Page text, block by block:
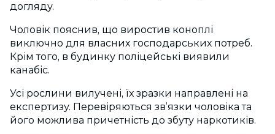
догляду.
Чоловік пояснив, що виростив коноплі
виключно для власних господарських потреб.
Крім того, в будинку поліцейські виявили
канабіс.
Усі рослини вилучені, їх зразки направлені на
експертизу. Перевіряються зв’язки чоловіка та
його можлива причетність до збуту наркотиків.